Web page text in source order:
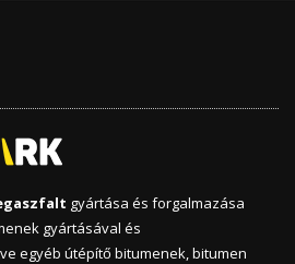
gyártása és forgalmazása
gyártásával és
egyéb útépítő bitumenek, bitumen